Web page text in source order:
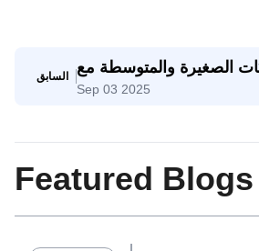
السابق
الصغيرة والمتوسطة مع
الشركات العملاقة
Sep 03 2025
Featured Blogs